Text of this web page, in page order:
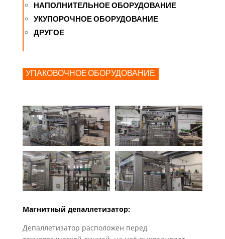
НАПОЛНИТЕЛЬНОЕ ОБОРУДОВАНИЕ
УКУПОРОЧНОЕ ОБОРУДОВАНИЕ
ДРУГОЕ
УПАКОВОЧНОЕ ОБОРУДОВАНИЕ
Магнитный депаллетизатор:
Депаллетизатор расположен перед